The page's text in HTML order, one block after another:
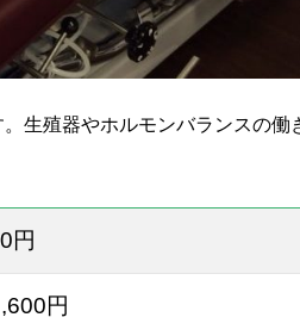
生殖器やホルモンバランスの働
円
600円